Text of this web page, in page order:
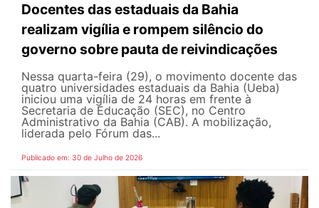
Docentes das estaduais da Bahia
realizam vigília e rompem silêncio do
governo sobre pauta de reivindicações
Nessa quarta-feira (29), o movimento docente das
quatro universidades estaduais da Bahia (Ueba)
iniciou uma vigília de 24 horas em frente à
Secretaria de Educação (SEC), no Centro
Administrativo da Bahia (CAB). A mobilização,
liderada pelo Fórum das...
Publicado em: 30 de Julho de 2026